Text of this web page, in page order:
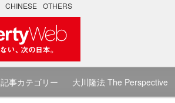
CHINESE OTHERS
記事カテゴリー 大川隆法 The Perspective